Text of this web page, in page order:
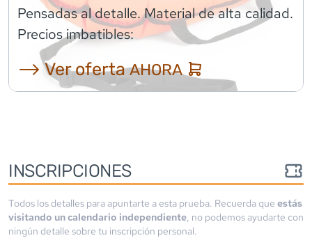
Pensadas al detalle. Material de alta calidad.
Precios imbatibles:
⟶ Ver ofertaAHORA
INSCRIPCIONES
Todos los detalles para apuntarte a esta prueba. Recuerda que estás
visitando un calendario independiente, no podemos ayudarte con
ningún detalle sobre tu inscripción personal.